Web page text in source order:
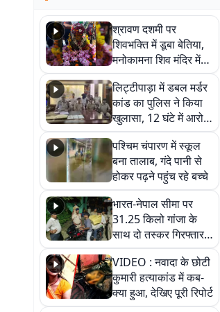
श्रावण दशमी पर
शिवभक्ति में डूबा बेतिया,
मनोकामना शिव मंदिर में
हुआ भव्य श्रृंगार
लिट्टीपाड़ा में डबल मर्डर
कांड का पुलिस ने किया
खुलासा, 12 घंटे में आरोपी
गिरफ्तार
पश्चिम चंपारण में स्कूल
बना तालाब, गंदे पानी से
होकर पढ़ने पहुंच रहे बच्चे
भारत-नेपाल सीमा पर
31.25 किलो गांजा के
साथ दो तस्कर गिरफ्तार,
नेपाली नंबर की बाइक
जब्त
VIDEO : नवादा के छोटी
कुमारी हत्याकांड में कब-
क्या हुआ, देखिए पूरी रिपोर्ट